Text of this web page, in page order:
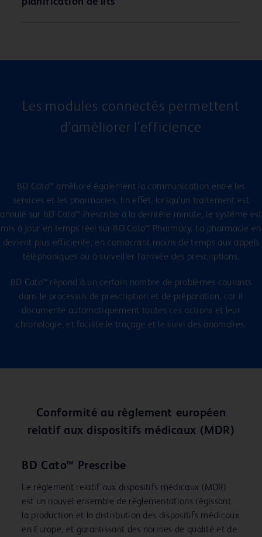
Les modules connectés permettent
d’améliorer l’efficience
BD Cato™ améliore également la communication entre les
services et les pharmacies. En effet, lorsqu’un traitement est
annulé sur BD Cato™ Prescribe à la dernière minute, le système est
mis à jour en temps réel sur BD Cato™ Pharmacy. La pharmacie en
devient plus efficiente, en consacrant moins de temps aux appels
téléphoniques ou à surveiller l’arrivée des prescriptions.
BD Cato™ répond à un certain nombre de problèmes courants
dans le processus de prescription et de préparation, car il
documente automatiquement toutes ces actions et leur
chronologie, et facilite le traçage et le suivi des anomalies.
Conformité au règlement européen
relatif aux dispositifs médicaux (MDR)
BD Cato™ Prescribe
Le règlement relatif aux dispositifs médicaux (MDR)
est un nouvel ensemble de réglementations régissant
la production et la distribution des dispositifs médicaux
en Europe, et garantissant des normes de qualité et de